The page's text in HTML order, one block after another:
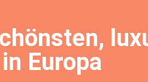
Europa